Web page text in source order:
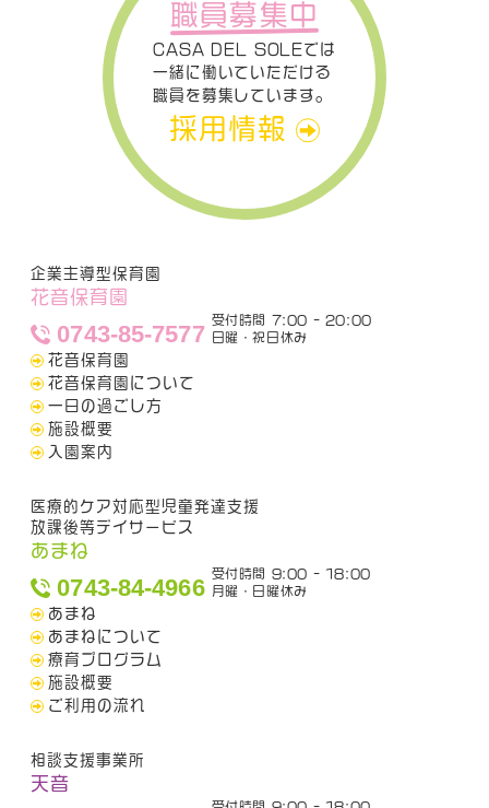
職員募集中
CASA DEL SOLEでは
一緒に働いていただける
職員を募集しています。
採用情報
企業主導型保育園
花音保育園
0743-85-7577
受付時間 7:00 - 20:00
日曜・祝日休み
花音保育園
花音保育園について
一日の過ごし方
施設概要
入園案内
医療的ケア対応型児童発達支援
放課後等デイサービス
あまね
0743-84-4966
受付時間 9:00 - 18:00
月曜・日曜休み
あまね
あまねについて
療育プログラム
施設概要
ご利用の流れ
相談支援事業所
天音